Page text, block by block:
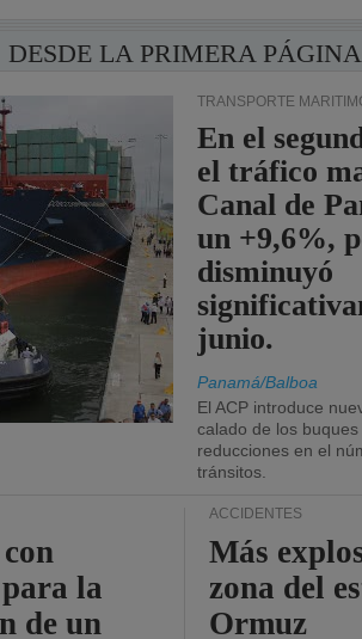
DESDE LA PRIMERA PÁGINA
TRANSPORTE
En el
el tráfico
Canal de
un +9,6%,
disminuyó
junio.
Panamá/Balboa
El ACP introduce
calado de los
reducciones en el
tránsitos.
la
de un
ACCIDENTES
Más
zona del
Ormuz